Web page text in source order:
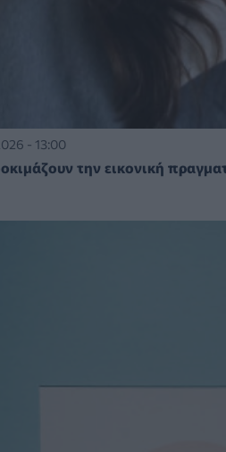
- 13:00
την εικονική